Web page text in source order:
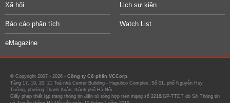
Xã hội Lịch sự kiện
Báo cáo phân tích Watch List
eMagazine
© Copyright 2007 - 2026 - Công ty Cổ phần VCCorp.
Tầng 17, 19, 20, 21 Toà nhà Center Building - Hapulico Complex, Số 01, phố Nguyễn Huy
Tưởng, phường Thanh Xuân, thành phố Hà Nội
Giấy phép thiết lập trang thông tin điện tử tổng hợp trên mạng số 2216/GP-TTĐT do Sở Thông tin